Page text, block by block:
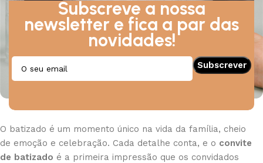
Subscreve a nossa
newsletter e fica a par das
novidades!
O batizado é um momento único na vida da família, cheio
de emoção e celebração. Cada detalhe conta, e o convite
de batizado é a primeira impressão que os convidados